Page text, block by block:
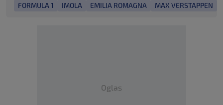
FORMULA 1 IMOLA EMILIA ROMAGNA MAX VERSTAPPEN
Oglas